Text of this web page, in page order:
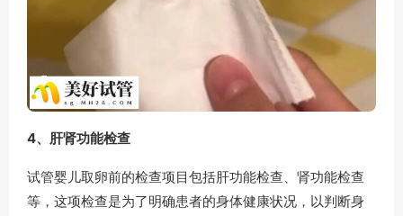
4、肝肾功能检查
试管婴儿取卵前的检查项目包括肝功能检查、肾功能检查
等，这项检查是为了明确患者的身体健康状况，以判断身